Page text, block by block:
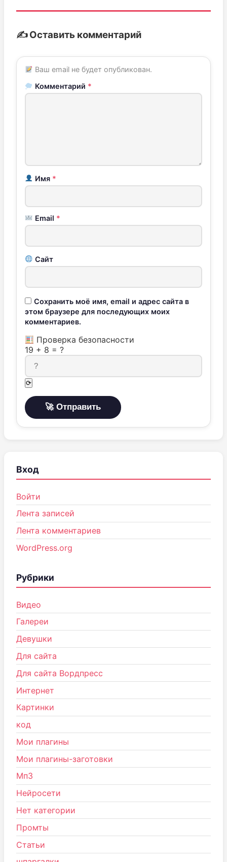
Вход
Войти
Лента записей
Лента комментариев
WordPress.org
Рубрики
Видео
Галереи
Девушки
Для сайта
Для сайта Вордпресс
Интернет
Картинки
код
Мои плагины
Мои плагины-заготовки
Мп3
Нейросети
Нет категории
Промты
Статьи
✍️ Оставить комментарий
Ваш email не будет опубликован.
Комментарий *
Имя *
Email *
Сайт
Сохранить моё имя, email и адрес сайта в
этом браузере для последующих моих
комментариев.
Проверка безопасности
19 + 8 = ?
⟳